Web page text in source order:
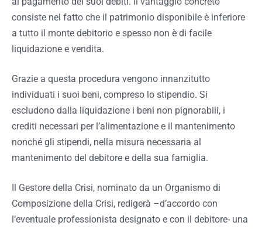
consiste nel fatto che il patrimonio disponibile è inferiore
a tutto il monte debitorio e spesso non è di facile
liquidazione e vendita.
Grazie a questa procedura vengono innanzitutto
individuati i suoi beni, compreso lo stipendio. Si
escludono dalla liquidazione i beni non pignorabili, i
crediti necessari per l’alimentazione e il mantenimento
nonché gli stipendi, nella misura necessaria al
mantenimento del debitore e della sua famiglia.
Il Gestore della Crisi, nominato da un Organismo di
Composizione della Crisi, redigerà –d’accordo con
l’eventuale professionista designato e con il debitore- una